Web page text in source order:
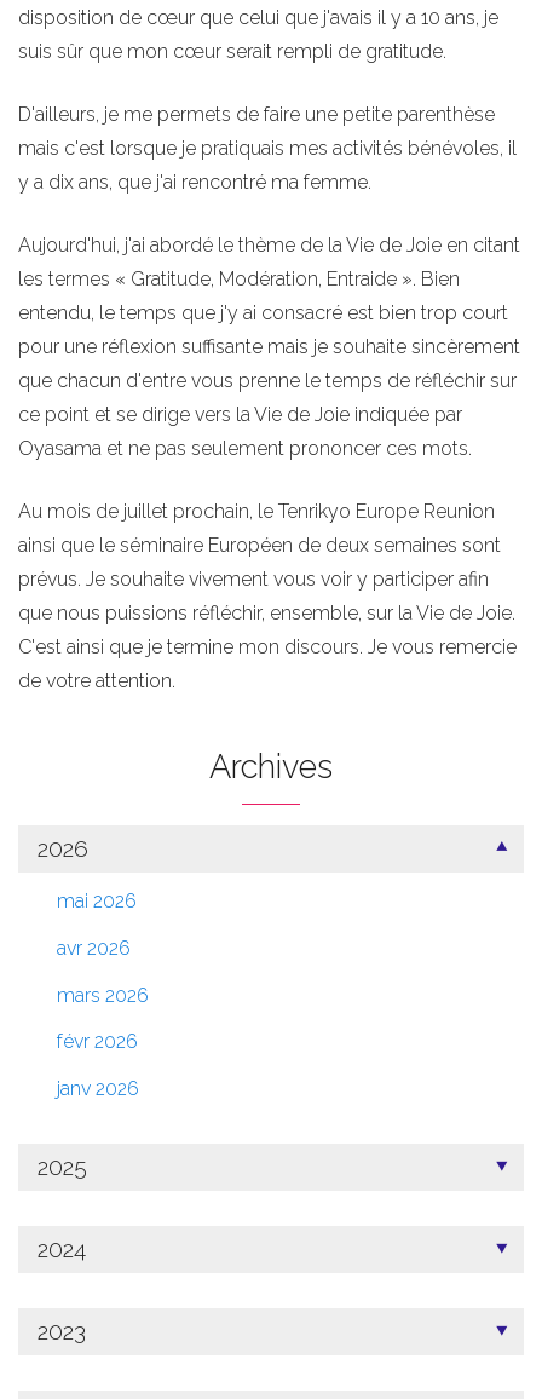
disposition de cœur que celui que j'avais il y a 10 ans, je
suis sûr que mon cœur serait rempli de gratitude.
D'ailleurs, je me permets de faire une petite parenthèse
mais c'est lorsque je pratiquais mes activités bénévoles, il
y a dix ans, que j'ai rencontré ma femme.
Aujourd'hui, j'ai abordé le thème de la Vie de Joie en citant
les termes « Gratitude, Modération, Entraide ». Bien
entendu, le temps que j'y ai consacré est bien trop court
pour une réflexion suffisante mais je souhaite sincèrement
que chacun d'entre vous prenne le temps de réfléchir sur
ce point et se dirige vers la Vie de Joie indiquée par
Oyasama et ne pas seulement prononcer ces mots.
Au mois de juillet prochain, le Tenrikyo Europe Reunion
ainsi que le séminaire Européen de deux semaines sont
prévus. Je souhaite vivement vous voir y participer afin
que nous puissions réfléchir, ensemble, sur la Vie de Joie.
C'est ainsi que je termine mon discours. Je vous remercie
de votre attention.
Archives
2026
mai 2026
avr 2026
mars 2026
févr 2026
janv 2026
2025
2024
2023